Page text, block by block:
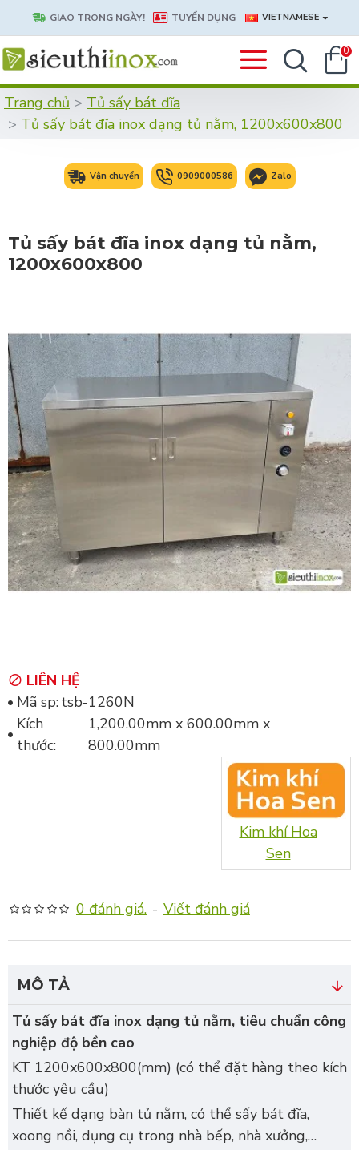
GIAO TRONG NGÀY! TUYỂN DỤNG VIETNAMESE
0
Trang chủ
Tủ sấy bát đĩa
Tủ sấy bát đĩa inox dạng tủ nằm, 1200x600x800
Vận chuyển 0909000586 Zalo
Tủ sấy bát đĩa inox dạng tủ nằm,
1200x600x800
LIÊN HỆ
Mã sp:tsb-1260N
Kích
thước:
1,200.00mm x 600.00mm x
800.00mm
Kim khí Hoa
Sen
0 đánh giá. - Viết đánh giá
MÔ TẢ
Tủ sấy bát đĩa inox dạng tủ nằm, tiêu chuẩn công
nghiệp độ bền cao
KT 1200x600x800(mm) (có thể đặt hàng theo kích
thước yêu cầu)
Thiết kế dạng bàn tủ nằm, có thể sấy bát đĩa,
xoong nồi, dụng cụ trong nhà bếp, nhà xưởng,…